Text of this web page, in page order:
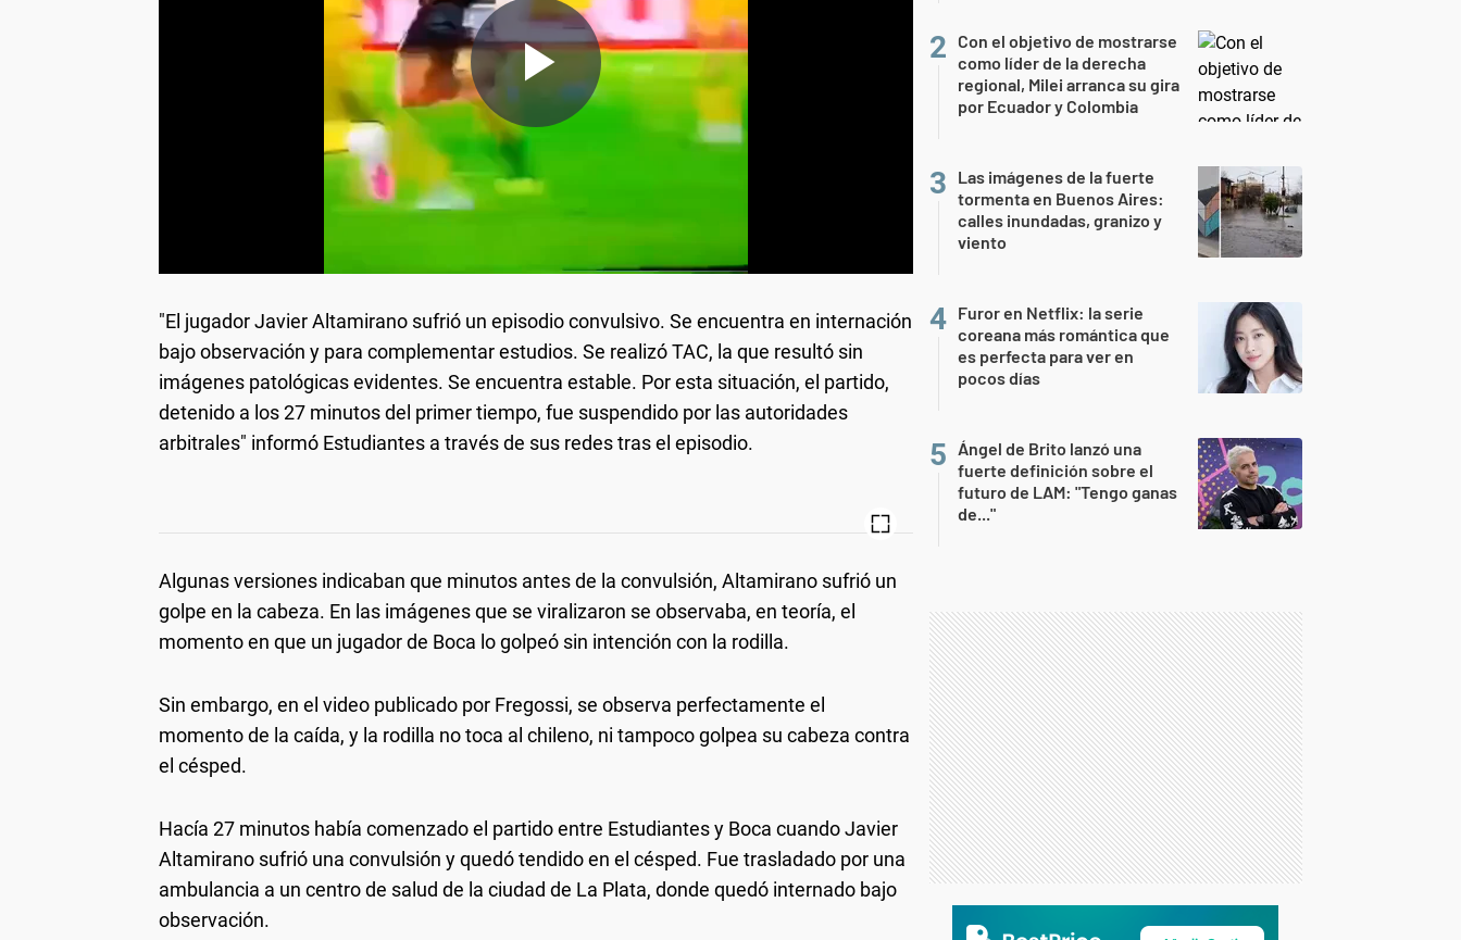
"El jugador Javier Altamirano sufrió un episodio convulsivo. Se encuentra en internación
bajo observación y para complementar estudios. Se realizó TAC, la que resultó sin
imágenes patológicas evidentes. Se encuentra estable. Por esta situación, el partido,
detenido a los 27 minutos del primer tiempo, fue suspendido por las autoridades
arbitrales" informó Estudiantes a través de sus redes tras el episodio.
Algunas versiones indicaban que minutos antes de la convulsión, Altamirano sufrió un
golpe en la cabeza. En las imágenes que se viralizaron se observaba, en teoría, el
momento en que un jugador de Boca lo golpeó sin intención con la rodilla.
Sin embargo, en el video publicado por Fregossi, se observa perfectamente el
momento de la caída, y la rodilla no toca al chileno, ni tampoco golpea su cabeza contra
el césped.
Hacía 27 minutos había comenzado el partido entre Estudiantes y Boca cuando Javier
Altamirano sufrió una convulsión y quedó tendido en el césped. Fue trasladado por una
ambulancia a un centro de salud de la ciudad de La Plata, donde quedó internado bajo
observación.
Con el objetivo de mostrarse
como líder de la derecha
regional, Milei arranca su gira
por Ecuador y Colombia
Las imágenes de la fuerte
tormenta en Buenos Aires:
calles inundadas, granizo y
viento
Furor en Netflix: la serie
coreana más romántica que
es perfecta para ver en
pocos días
Ángel de Brito lanzó una
fuerte definición sobre el
futuro de LAM: "Tengo ganas
de..."